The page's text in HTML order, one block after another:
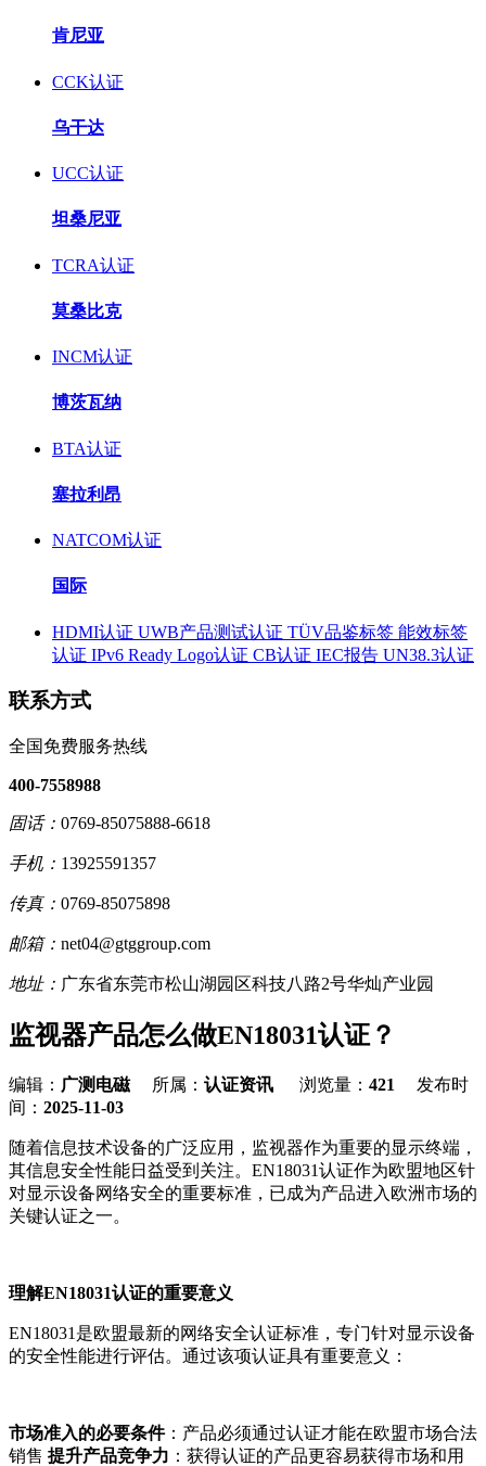
肯尼亚
CCK认证
乌干达
UCC认证
坦桑尼亚
TCRA认证
莫桑比克
INCM认证
博茨瓦纳
BTA认证
塞拉利昂
NATCOM认证
国际
HDMI认证 UWB产品测试认证 TÜV品鉴标签 能效标签
认证 IPv6 Ready Logo认证 CB认证 IEC报告 UN38.3认证
联系方式
全国免费服务热线
400-7558988
固话： 0769-85075888-6618
手机： 13925591357
传真： 0769-85075898
邮箱： net04@gtggroup.com
地址： 广东省东莞市松山湖园区科技八路2号华灿产业园
监视器产品怎么做EN18031认证？
编辑： 广测电磁所属： 认证资讯 浏览量： 421
发布时
间： 2025-11-03
随着信息技术设备的广泛应用，监视器作为重要的显示终端，
其信息安全性能日益受到关注。EN18031认证作为欧盟地区针
对显示设备网络安全的重要标准，已成为产品进入欧洲市场的
关键认证之一。
理解EN18031认证的重要意义
EN18031是欧盟最新的网络安全认证标准，专门针对显示设备
的安全性能进行评估。通过该项认证具有重要意义：
市场准入的必要条件：产品必须通过认证才能在欧盟市场合法
销售 提升产品竞争力 ：获得认证的产品更容易获得市场和用